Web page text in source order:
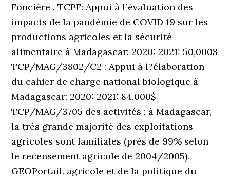
Foncière . TCPF: Appui à l`évaluation des
impacts de la pandémie de COVID 19 sur les
productions agricoles et la sécurité
alimentaire à Madagascar: 2020: 2021: 50,000$
TCP/MAG/3802/C2 : Appui à l?élaboration
du cahier de charge national biologique à
Madagascar: 2020: 2021: 84,000$
TCP/MAG/3705 des activités ; à Madagascar,
la très grande majorité des exploitations
agricoles sont familiales (près de 99% selon
le recensement agricole de 2004/2005).
GEOPortail. agricole et de la politique du